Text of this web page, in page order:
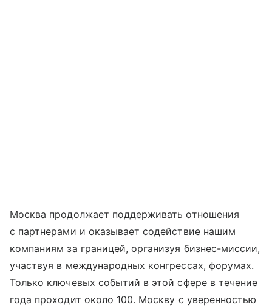
Москва продолжает поддерживать отношения
с партнерами и оказывает содействие нашим
компаниям за границей, организуя бизнес-миссии,
участвуя в международных конгрессах, форумах.
Только ключевых событий в этой сфере в течение
года проходит около 100. Москву с уверенностью